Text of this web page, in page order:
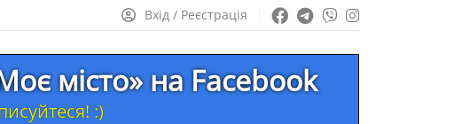
Вхід / Реєстрація
місто» на Facebook
:)